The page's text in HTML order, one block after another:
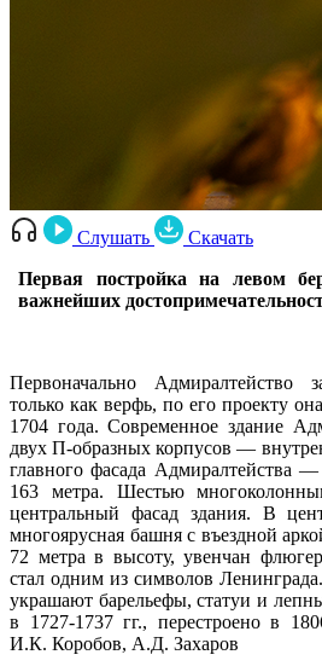
Слушать
Скачать
Первая постройка на левом
важнейших
Первоначально Адмиралтейство
только как верфь, по его проекту
1704 года. Современное здание
двух П-образных корпусов —
главного фасада Адмиралтейства
163 метра. Шестью
центральный фасад здания. В
многоярусная башня с въездной
72 метра в высоту, увенчан
стал одним из символов
украшают барельефы, статуи и
в 1727-1737 гг., перестроено в
И.К. Коробов, А.Д. Захаров